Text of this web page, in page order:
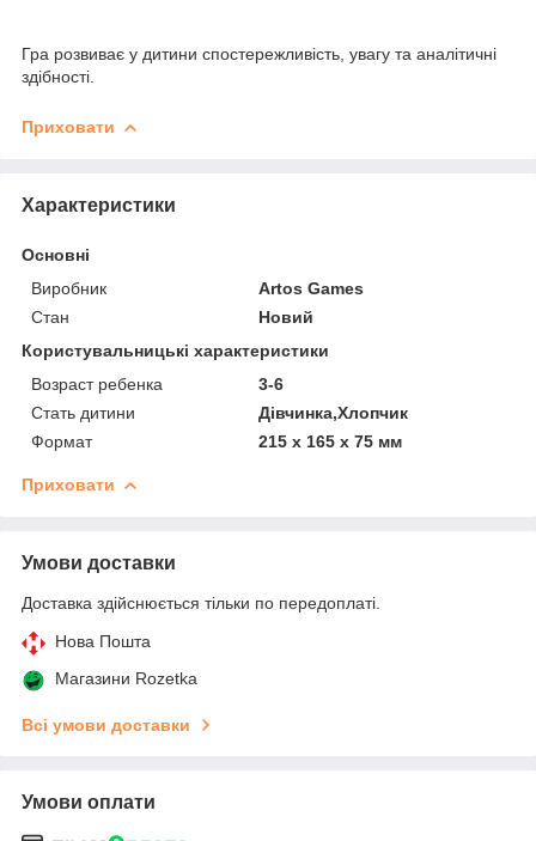
Гра розвиває у дитини спостережливість, увагу та аналітичні
здібності.
Приховати
Характеристики
Основні
Виробник
Artos Games
Стан
Новий
Користувальницькі характеристики
Возраст ребенка
3-6
Стать дитини
Дівчинка,Хлопчик
Формат
215 х 165 х 75 мм
Приховати
Умови доставки
Доставка здійснюється тільки по передоплаті.
Нова Пошта
Магазини Rozetka
Всі умови доставки
Умови оплати